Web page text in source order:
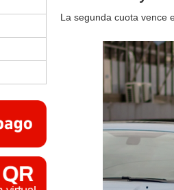
La segunda cuota vence